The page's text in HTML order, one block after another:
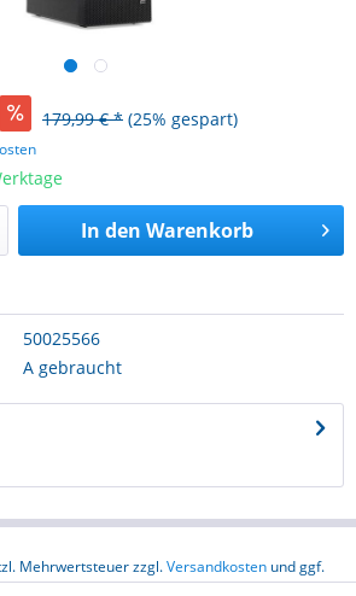
179,99 € * (25% gespart)
In den Warenkorb
50025566
A gebraucht
Mehrwertsteuer zzgl.Versandkosten und ggf.